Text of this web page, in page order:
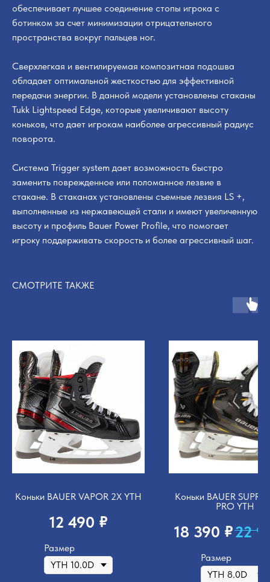
обеспечивает лучшее соединение стопы игрока с
ботинком за счет минимизации отрицательного
пространства вокруг пальцев ног.
Сверхлегкая и вентилируемая композитная подошва
обладает оптимальной жесткостью для эффективной
передачи энергии. В данной модели установлены стаканы
Tukk Lightspeed Edge, которые увеличивают высоту
коньков, что дает игрокам наиболее агрессивный радиус
поворота.
Система Trigger system дает возможность быстро
заменить поврежденное или поломанное лезвие в
стакане. В стаканах установлены съемные лезвия LS +,
выполненные из нержавеющей стали и имеют увеличенную
высоту и профиль Bauer Power Profile, что помогает
игроку поддерживать скорость и более агрессивный шаг.
СМОТРИТЕ ТАКЖЕ
Коньки BAUER VAPOR 2X YTH
12 490 ₽
Размер
Коньки BAUER
PRO YTH
18 390 ₽22
Размер